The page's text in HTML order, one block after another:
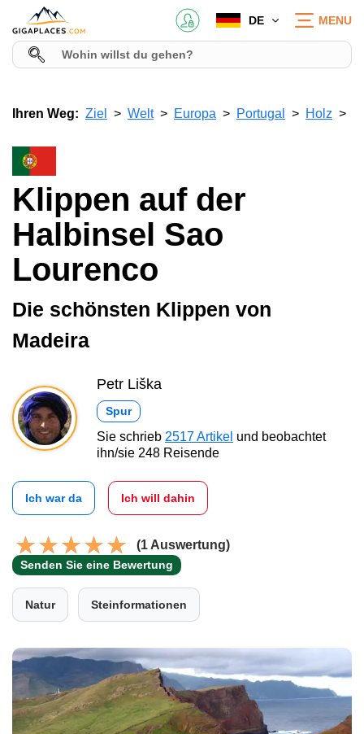
DE MENU
Ihren Weg: Ziel Welt Europa Portugal Holz
Klippen auf der
Halbinsel Sao
Lourenco
Die schönsten Klippen von
Madeira
Petr Liška
Spur
Sie schrieb 2517 Artikel und beobachtet
ihn/sie 248 Reisende
Ich war da Ich will dahin
(1 Auswertung)
Senden Sie eine Bewertung
Natur Steinformationen